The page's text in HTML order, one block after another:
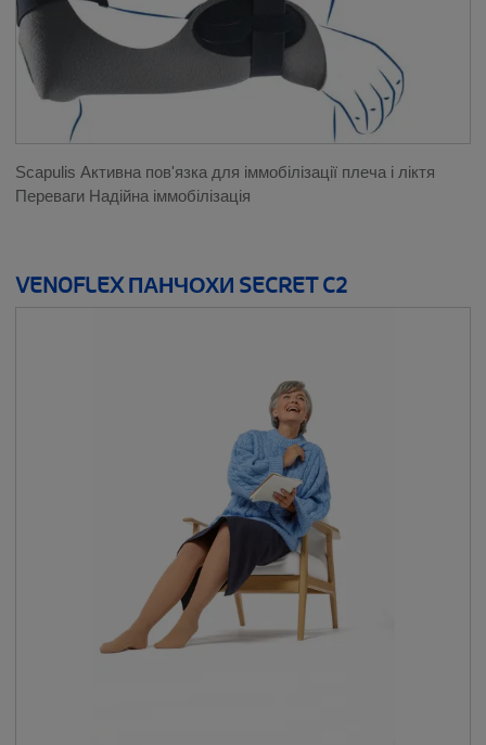
Scapulis Активна пов'язка для іммобілізації плеча і ліктя
Переваги Надійна іммобілізація
VENOFLEX ПАНЧОХИ SECRET C2